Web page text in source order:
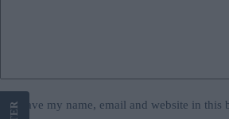
Save my name, email and website in